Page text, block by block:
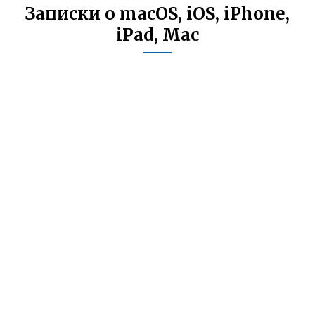
Записки о macOS, iOS, iPhone,
iPad, Mac